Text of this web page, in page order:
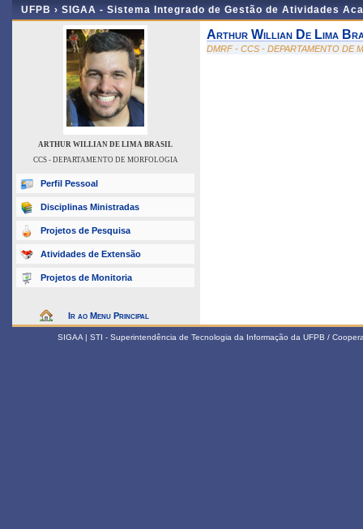
UFPB › SIGAA - Sistema Integrado de Gestão de Atividades
ARTHUR WILLIAN DE LIMA BRASIL
CCS - DEPARTAMENTO DE MORFOLOGIA
Perfil Pessoal
Disciplinas Ministradas
Projetos de Pesquisa
Atividades de Extensão
Projetos de Monitoria
Ir ao Menu Principal
Arthur Willian De Lima
DMRF - CCS - DEPARTAMENTO DE
SIGAA | STI - Superintendência de Tecnologia da Informação da UFPB /